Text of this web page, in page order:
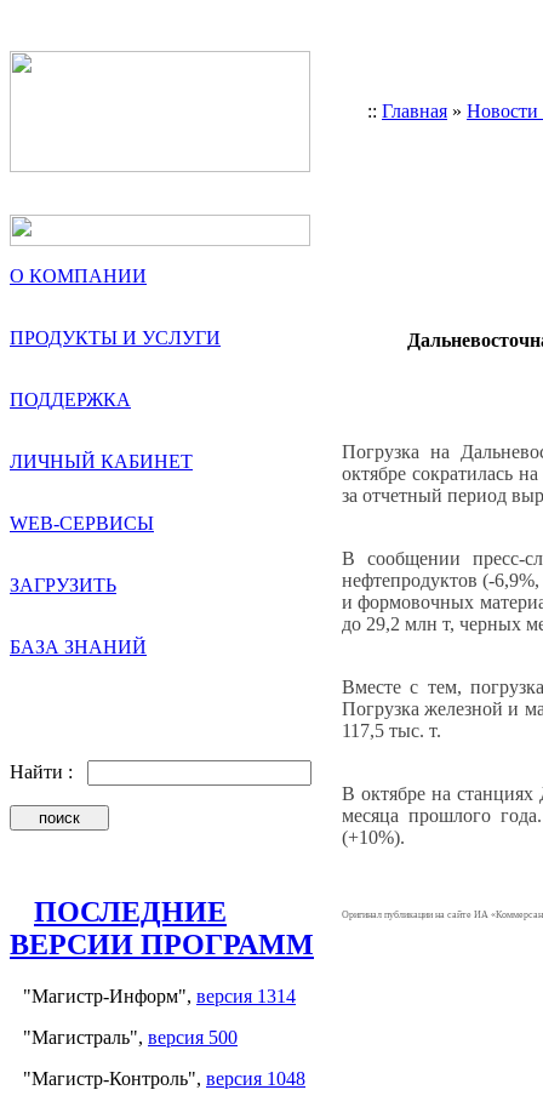
:: Главная »
О КОМПАНИИ
ПРОДУКТЫ И УСЛУГИ
ПОДДЕРЖКА
ЛИЧНЫЙ КАБИНЕТ
WEB-СЕРВИСЫ
ЗАГРУЗИТЬ
БАЗА ЗНАНИЙ
Найти :
ПОСЛЕДНИЕ
ВЕРСИИ ПРОГРАММ
"Магистр-Информ", версия 1314
"Магистраль", версия 500
"Магистр-Контроль", версия 1048
Погрузка на
октябре сократилась
за отчетный период
В сообщении пресс-
нефтепродуктов (-
и формовочных
до 29,2 млн т, черных
Вместе с тем,
Погрузка железной и
117,5 тыс. т.
В октябре на
месяца прошлого
(+10%).
Оригинал публикации на сайте ИА